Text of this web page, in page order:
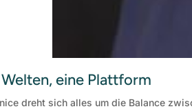
eine Plattform
dreht sich alles um die Balance